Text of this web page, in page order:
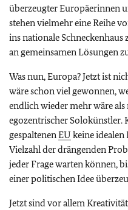
überzeugter Europäerinnen
stehen vielmehr eine Reihe
ins nationale
an gemeinsamen Lösungen
Was nun, Europa? Jetzt ist
wäre schon viel gewonnen,
endlich wieder mehr wäre
egozentrischer Solokünstler.
gespaltenenEU keine idealen
Vielzahl der drängenden
jeder Frage warten können,
einer politischen Idee
Jetzt sind vor allem